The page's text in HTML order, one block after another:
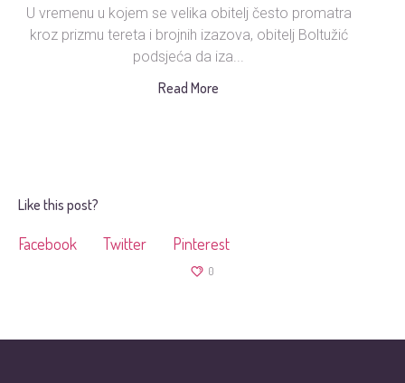
U vremenu u kojem se velika obitelj često promatra
kroz prizmu tereta i brojnih izazova, obitelj Boltužić
podsjeća da iza...
Read More
Like this post?
Facebook Twitter Pinterest
0